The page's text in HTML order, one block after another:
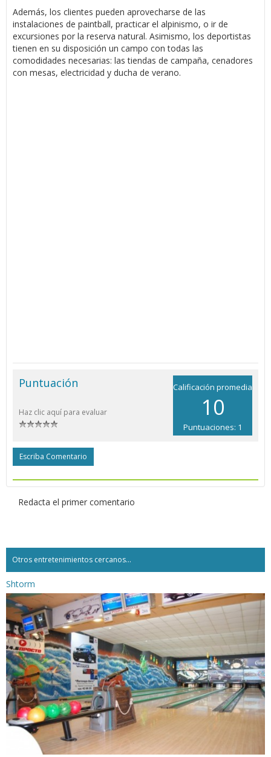
Además, los clientes pueden aprovecharse de las
instalaciones de paintball, practicar el alpinismo, o ir de
excursiones por la reserva natural. Asimismo, los deportistas
tienen en su disposición un campo con todas las
comodidades necesarias: las tiendas de campaña, cenadores
con mesas, electricidad y ducha de verano.
Calificación promedia
10
Puntuaciones: 1
Puntuación
Haz clic aquí para evaluar
Escriba Comentario
Redacta el primer comentario
Otros entretenimientos cercanos...
Shtorm